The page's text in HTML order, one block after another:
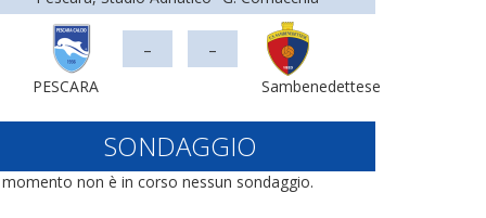
PESCARA
- -
Sambenedettese
SONDAGGIO
non è in corso nessun sondaggio.